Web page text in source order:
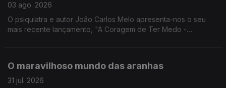
03 ago. 2026
O psiquiatra e autor João Carlos Melo apresenta-nos o seu
mais recente lançamento, "A Coragem de Ter Medo -
O maravilhoso mundo das aranhas
31 jul. 2026